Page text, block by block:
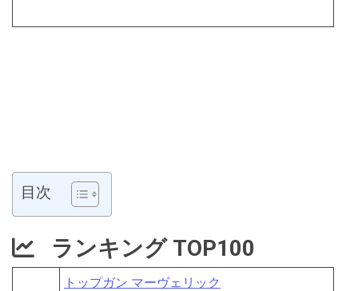
目次
ランキング TOP100
トップガン マーヴェリック